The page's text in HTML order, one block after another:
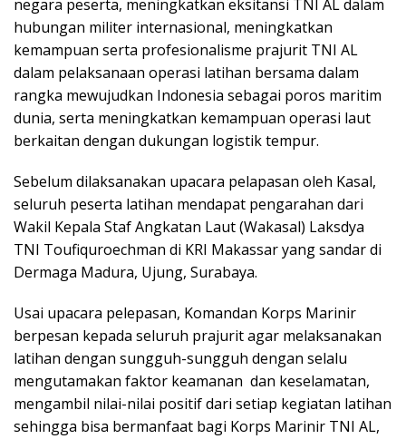
negara peserta, meningkatkan eksitansi TNI AL dalam
hubungan militer internasional, meningkatkan
kemampuan serta profesionalisme prajurit TNI AL
dalam pelaksanaan operasi latihan bersama dalam
rangka mewujudkan Indonesia sebagai poros maritim
dunia, serta meningkatkan kemampuan operasi laut
berkaitan dengan dukungan logistik tempur.
Sebelum dilaksanakan upacara pelapasan oleh Kasal,
seluruh peserta latihan mendapat pengarahan dari
Wakil Kepala Staf Angkatan Laut (Wakasal) Laksdya
TNI Toufiquroechman di KRI Makassar yang sandar di
Dermaga Madura, Ujung, Surabaya.
Usai upacara pelepasan, Komandan Korps Marinir
berpesan kepada seluruh prajurit agar melaksanakan
latihan dengan sungguh-sungguh dengan selalu
mengutamakan faktor keamanan dan keselamatan,
mengambil nilai-nilai positif dari setiap kegiatan latihan
sehingga bisa bermanfaat bagi Korps Marinir TNI AL,